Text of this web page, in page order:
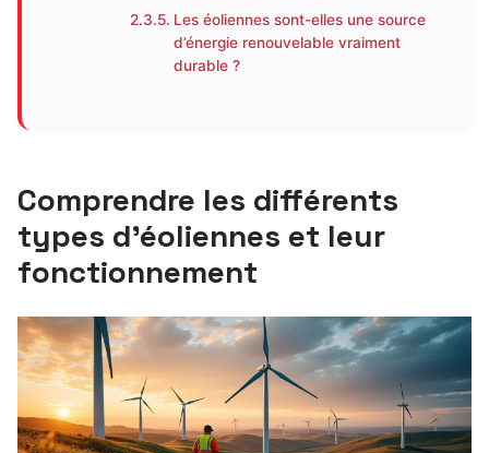
Les éoliennes sont-elles une source
d’énergie renouvelable vraiment
durable ?
Comprendre les différents
types d’éoliennes et leur
fonctionnement